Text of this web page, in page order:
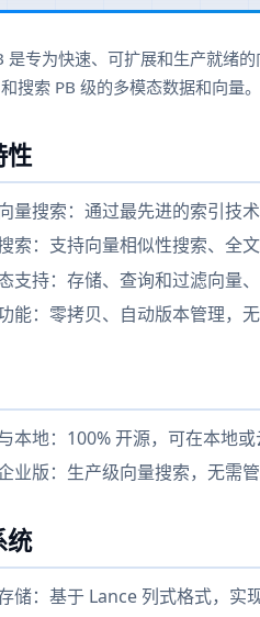
是专为快速、可扩展和生产就绪
搜索 PB 级的多模态数据和向量
性
量搜索：通过最先进的索引技
索：支持向量相似性搜索、全
支持：存储、查询和过滤向量
能：零拷贝、自动版本管理，
本地：100% 开源，可在本地
业版：生产级向量搜索，无需
统
储：基于 Lance 列式格式，实